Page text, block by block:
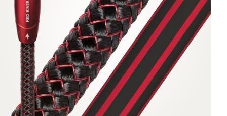
Tillbehör
INSPIRATION
MÄRKEN
NYHETER
ERBJUDANDEN